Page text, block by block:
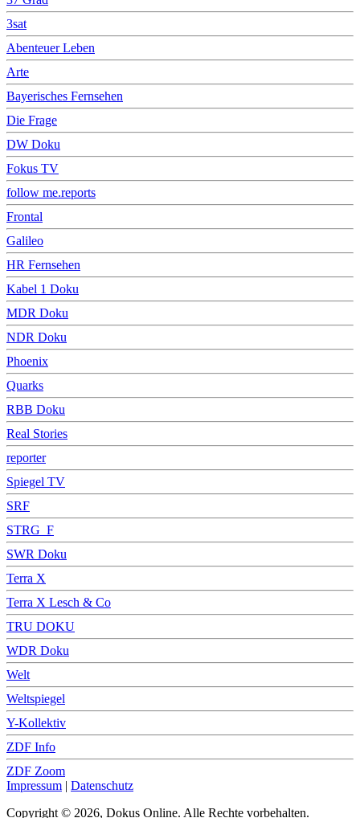
3sat
Abenteuer Leben
Arte
Bayerisches Fernsehen
Die Frage
DW Doku
Fokus TV
follow me.reports
Frontal
Galileo
HR Fernsehen
Kabel 1 Doku
MDR Doku
NDR Doku
Phoenix
Quarks
RBB Doku
Real Stories
reporter
Spiegel TV
SRF
STRG_F
SWR Doku
Terra X
Terra X Lesch & Co
TRU DOKU
WDR Doku
Welt
Weltspiegel
Y-Kollektiv
ZDF Info
ZDF Zoom
Impressum | Datenschutz
Copyright © 2026, Dokus Online. Alle Rechte vorbehalten.